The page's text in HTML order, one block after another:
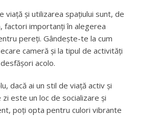
viață și utilizarea spațiului sunt, de
factori importanți în alegerea
pereți. Gândește-te la cum
cameră și la tipul de activități
acolo.
dacă ai un stil de viață activ și
zi este un loc de socializare și
poți opta pentru culori vibrante